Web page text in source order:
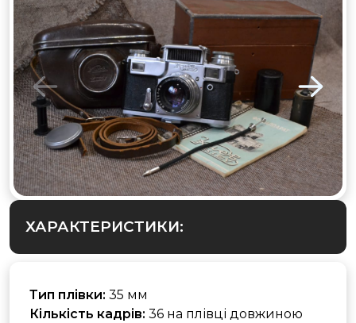
ХАРАКТЕРИСТИКИ:
Тип плівки: 35 мм
Кількість кадрів: 36 на плівці довжиною